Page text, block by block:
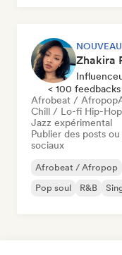
NOUVEAU
Zhakira
< 100
Afrobeat / Afropop
Chill / Lo-fi Hip-Hop
Jazz expérimental
Publier des posts
sociaux
Afrobeat / Afropop
Pop soul
R&B